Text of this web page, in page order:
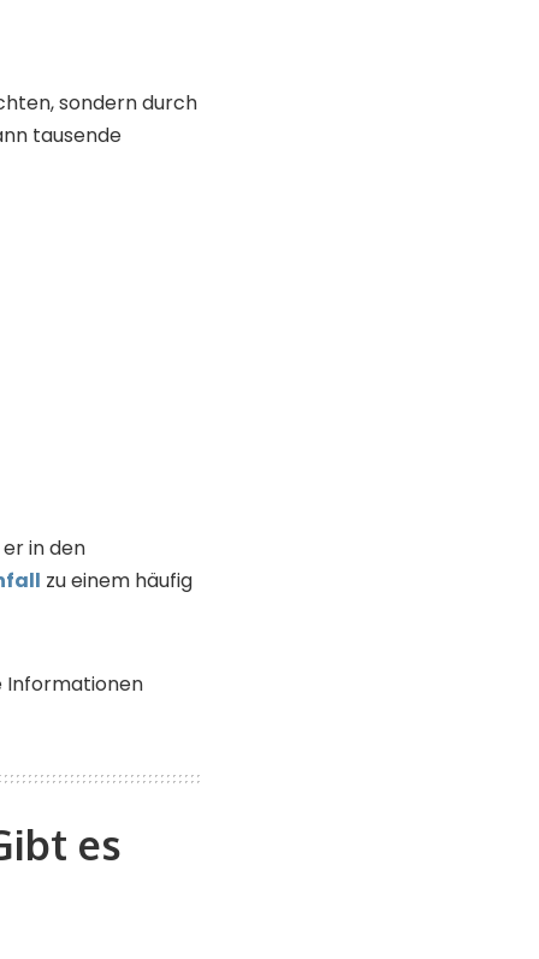
sondern durch
tausende
in den
zu einem häufig
Informationen
es